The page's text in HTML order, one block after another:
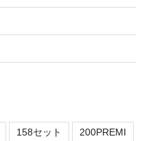
158セット 200PREMI